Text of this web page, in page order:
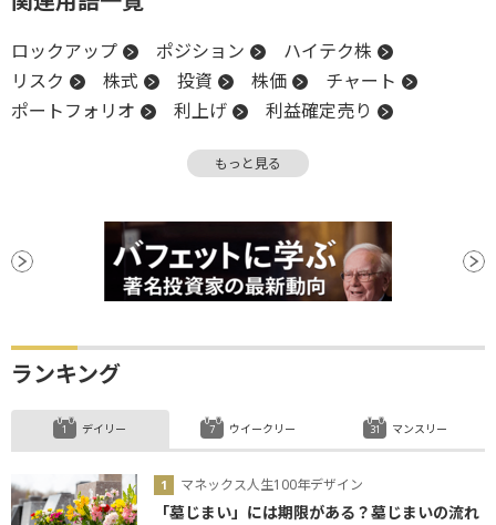
ロックアップ ポジション
ハイテク株
リスク
株式 投資 株価
チャート
ポートフォリオ
利上げ
利益確定売り
物価 米国株
米連邦公開市場委員会 S&P500
終値
株価指数 個人投資家
材料
消費者物価指数
CPI 時価総額
上場
バリュエーション
PPI 利下げ
もっと見る
ランキング
デイリー
マネックス人生100年デザイン
「墓じまい」には期限がある？墓じまいの流れ
ウイークリー マンスリー